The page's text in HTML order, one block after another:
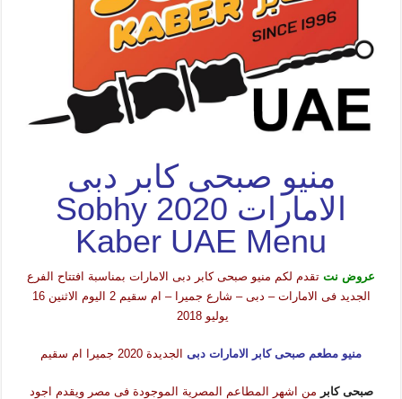
منيو صبحى كابر دبى
الامارات 2020 Sobhy
Kaber UAE Menu
عروض نتتقدم لكم منيو صبحى كابر دبى الامارات بمناسبة افتتاح الفرع
الجديد فى الامارات – دبى – شارع جميرا – ام سقيم 2 اليوم الاثنين 16
يوليو 2018
منيو مطعم صبحى كابر الامارات دبىالجديدة 2020 جميرا ام سقيم
صبحى كابر من اشهر المطاعم المصرية الموجودة فى مصر ويقدم اجود